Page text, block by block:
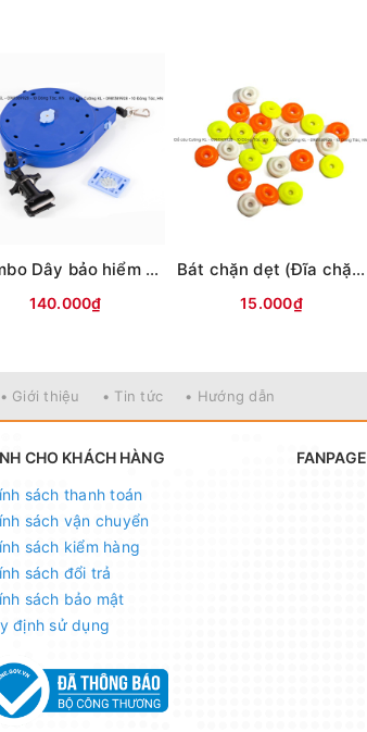
091.258.3939
Combo Dây bảo hiểm tự động MTQ 20m gắn thùng + ghế
140.000₫
Bát chặn dẹt (Đĩa chặn)
15.000₫
• Giới thiệu • Tin tức • Hướng dẫn
CHO KHÁCH HÀNG
sách thanh toán
sách vận chuyển
sách kiểm hàng
sách đổi trả
sách bảo mật
định sử dụng
FANPAGE